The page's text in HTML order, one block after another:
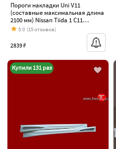
Пороги накладки Uni V11
(составные максимальная длина
2100 мм) Nissan Tiida 1 C11
хэтчбэк дорестайлинг, Япония
(2004-2007)
5.0 (15 отзывов)
2839 ₽
Купили 131 раз